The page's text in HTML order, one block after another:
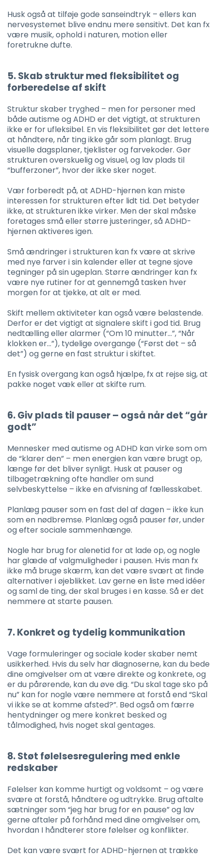
Husk også at tilføje gode sanseindtryk – ellers kan
nervesystemet blive endnu mere sensitivt. Det kan fx
være musik, ophold i naturen, motion eller
foretrukne dufte.
5. Skab struktur med fleksibilitet og
forberedelse af skift
Struktur skaber tryghed – men for personer med
både autisme og ADHD er det vigtigt, at strukturen
ikke er for ufleksibel. En vis fleksibilitet gør det lettere
at håndtere, når ting ikke går som planlagt. Brug
visuelle dagsplaner, tjeklister og farvekoder. Gør
strukturen overskuelig og visuel, og lav plads til
“bufferzoner”, hvor der ikke sker noget.
Vær forberedt på, at ADHD-hjernen kan miste
interessen for strukturen efter lidt tid. Det betyder
ikke, at strukturen ikke virker. Men der skal måske
foretages små eller større justeringer, så ADHD-
hjernen aktiveres igen.
Små ændringer i strukturen kan fx være at skrive
med nye farver i sin kalender eller at tegne sjove
tegninger på sin ugeplan. Større ændringer kan fx
være nye rutiner for at gennemgå tasken hver
morgen for at tjekke, at alt er med.
Skift mellem aktiviteter kan også være belastende.
Derfor er det vigtigt at signalere skift i god tid. Brug
nedtælling eller alarmer (“Om 10 minutter…”, “Når
klokken er…”), tydelige overgange (“Først det – så
det”) og gerne en fast struktur i skiftet.
En fysisk overgang kan også hjælpe, fx at rejse sig, at
pakke noget væk eller at skifte rum.
6. Giv plads til pauser – også når det “går
godt”
Mennesker med autisme og ADHD kan virke som om
de “klarer den” – men energien kan være brugt op,
længe før det bliver synligt. Husk at pauser og
tilbagetrækning ofte handler om sund
selvbeskyttelse – ikke en afvisning af fællesskabet.
Planlæg pauser som en fast del af dagen – ikke kun
som en nødbremse. Planlæg også pauser før, under
og efter sociale sammenhænge.
Nogle har brug for alenetid for at lade op, og nogle
har glæde af valgmuligheder i pausen. Hvis man fx
ikke må bruge skærm, kan det være svært at finde
alternativer i øjeblikket. Lav gerne en liste med idéer
og saml de ting, der skal bruges i en kasse. Så er det
nemmere at starte pausen.
7. Konkret og tydelig kommunikation
Vage formuleringer og sociale koder skaber nemt
usikkerhed. Hvis du selv har diagnoserne, kan du bede
dine omgivelser om at være direkte og konkrete, og
er du pårørende, kan du øve dig. “Du skal tage sko på
nu” kan for nogle være nemmere at forstå end “Skal
vi ikke se at komme afsted?”. Bed også om færre
hentydninger og mere konkret besked og
tålmodighed, hvis noget skal gentages.
8. Støt følelsesregulering med enkle
redskaber
Følelser kan komme hurtigt og voldsomt – og være
svære at forstå, håndtere og udtrykke. Brug aftalte
sætninger som “jeg har brug for en pause” og lav
gerne aftaler på forhånd med dine omgivelser om,
hvordan I håndterer store følelser og konflikter.
Det kan være svært for ADHD-hjernen at trække